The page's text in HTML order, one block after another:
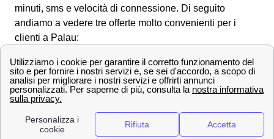
minuti, sms e velocità di connessione. Di seguito
andiamo a vedere tre offerte molto convenienti per i
clienti a Palau:
OFFERTE a Palau Prezzo
WiFi 6 incluso
€/